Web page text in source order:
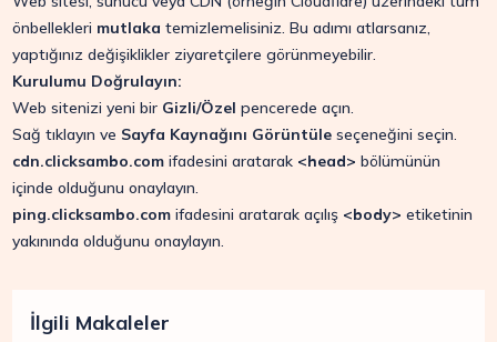
önbellekleri mutlaka temizlemelisiniz. Bu adımı atlarsanız,
yaptığınız değişiklikler ziyaretçilere görünmeyebilir.
Kurulumu Doğrulayın:
Web sitenizi yeni bir Gizli/Özel pencerede açın.
Sağ tıklayın ve Sayfa Kaynağını Görüntüle seçeneğini seçin.
cdn.clicksambo.com ifadesini aratarak <head> bölümünün
içinde olduğunu onaylayın.
ping.clicksambo.com ifadesini aratarak açılış <body> etiketinin
yakınında olduğunu onaylayın.
İlgili Makaleler